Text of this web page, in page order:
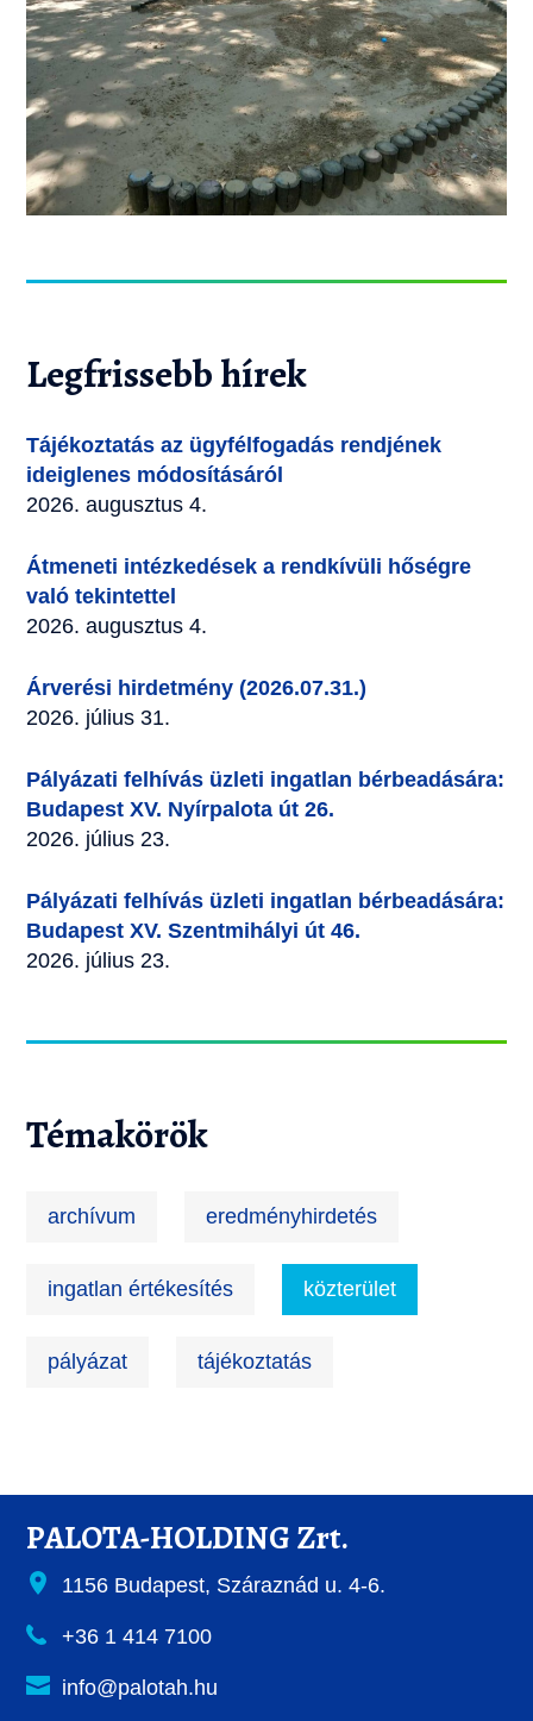
Legfrissebb hírek
Tájékoztatás az ügyfélfogadás rendjének
ideiglenes módosításáról
2026. augusztus 4.
Átmeneti intézkedések a rendkívüli hőségre
való tekintettel
2026. augusztus 4.
Árverési hirdetmény (2026.07.31.)
2026. július 31.
Pályázati felhívás üzleti ingatlan bérbeadására:
Budapest XV. Nyírpalota út 26.
2026. július 23.
Pályázati felhívás üzleti ingatlan bérbeadására:
Budapest XV. Szentmihályi út 46.
2026. július 23.
Témakörök
archívum eredményhirdetés
ingatlan értékesítés közterület
pályázat tájékoztatás
PALOTA-HOLDING Zrt.
1156 Budapest, Száraznád u. 4-6.
+36 1 414 7100
info@palotah.hu